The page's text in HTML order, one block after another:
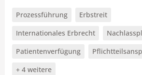
Prozessführung
Erbstreit
Internationales Erbrecht
Patientenverfügung
+ 4 weitere